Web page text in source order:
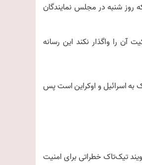
روز شنبه در مجلس نمایندگان
را واگذار نکند این رسانه
به اسرائیل و اوکراین است پس
تیک‌تاک خطراتی برای امنیت